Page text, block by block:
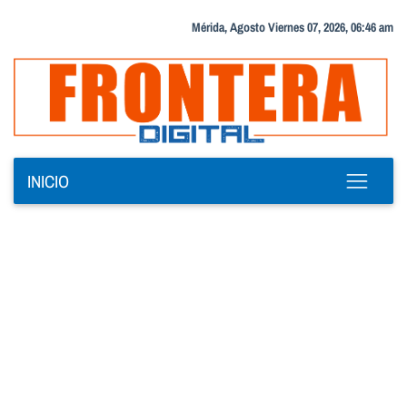
Mérida, Agosto Viernes 07, 2026, 06:46 am
INICIO